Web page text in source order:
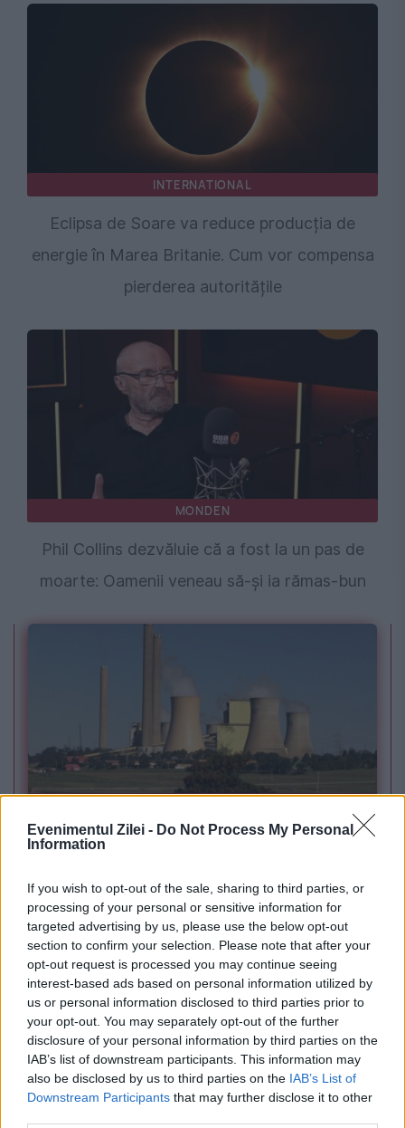
Evenimentul Zilei - Do Not Process My Personal
Information
If you wish to opt-out of the sale, sharing to third parties, or
processing of your personal or sensitive information for
targeted advertising by us, please use the below opt-out
section to confirm your selection. Please note that after your
opt-out request is processed you may continue seeing
interest-based ads based on personal information utilized by
us or personal information disclosed to third parties prior to
your opt-out. You may separately opt-out of the further
disclosure of your personal information by third parties on the
IAB’s list of downstream participants. This information may
also be disclosed by us to third parties on the IAB’s List of
Downstream Participants that may further disclose it to other
INTERNATIONAL
Eclipsa de Soare va reduce producția de
energie în Marea Britanie. Cum vor compensa
pierderea autoritățile
MONDEN
Phil Collins dezvăluie că a fost la un pas de
moarte: Oamenii veneau să-și ia rămas-bun
PSD cere activarea mecanismului european
menținerea centralelor pe cărbune. Critici la
adresa lui Bolojan